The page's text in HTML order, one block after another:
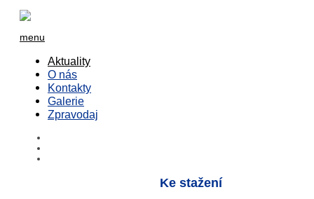
menu
Aktuality
O nás
Kontakty
Galerie
Zpravodaj
Ke stažení